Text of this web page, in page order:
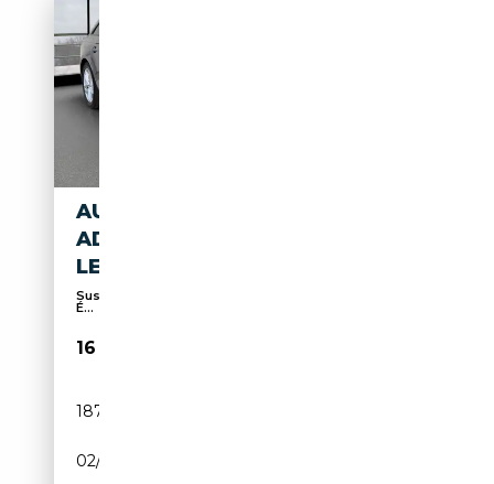
AUDI A4 AVANT 40 TDI
ADVANCED
LED*SPORTSITZ*AHK
Suspension sport, Sièges sport, Vitres teintées,
É...
16 400€
187 000 km
02/2022